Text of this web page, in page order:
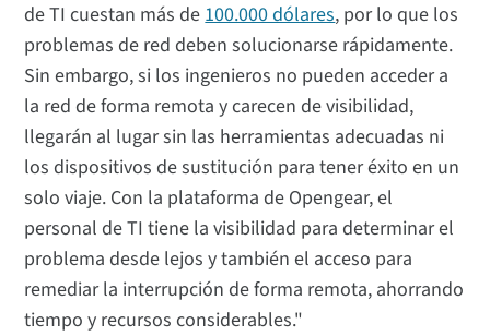
de TI cuestan más de100.000 dólares, por lo que los
problemas de red deben solucionarse rápidamente.
Sin embargo, si los ingenieros no pueden acceder a
la red de forma remota y carecen de visibilidad,
llegarán al lugar sin las herramientas adecuadas ni
los dispositivos de sustitución para tener éxito en un
solo viaje. Con la plataforma de Opengear, el
personal de TI tiene la visibilidad para determinar el
problema desde lejos y también el acceso para
remediar la interrupción de forma remota, ahorrando
tiempo y recursos considerables."